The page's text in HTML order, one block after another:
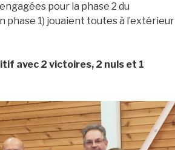
pour la phase 2 du
phase 1) jouaient toutes à l’extérieur
avec 2 victoires, 2 nuls et 1